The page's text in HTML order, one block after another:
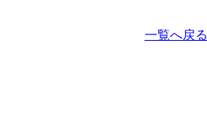
一覧へ戻る